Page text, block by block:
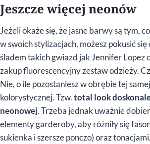
Jeszcze więcej neonów
Jeżeli okaże się, że jasne barwy są tym,
w swoich stylizacjach, możesz pokusić się
śladem takich gwiazd jak Jennifer Lopez
zakup fluorescencyjny zestaw odzieży.
Nie, o ile pozostaniesz w obrębie tej
kolorystycznej. Tzw.total look
neonowej. Trzeba jednak uważnie
elementy garderoby, aby różniły się
sukienka i szersze ponczo) oraz